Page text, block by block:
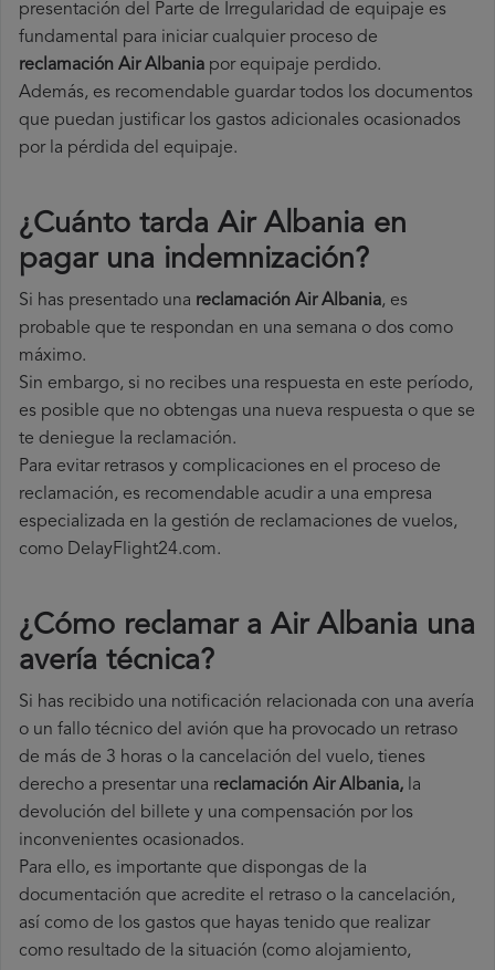
presentación del Parte de Irregularidad de equipaje es
fundamental para iniciar cualquier proceso de
reclamación Air Albania por equipaje perdido.
Además, es recomendable guardar todos los documentos
que puedan justificar los gastos adicionales ocasionados
por la pérdida del equipaje.
¿Cuánto tarda Air Albania en
pagar una indemnización?
Si has presentado una reclamación Air Albania, es
probable que te respondan en una semana o dos como
máximo.
Sin embargo, si no recibes una respuesta en este período,
es posible que no obtengas una nueva respuesta o que se
te deniegue la reclamación.
Para evitar retrasos y complicaciones en el proceso de
reclamación, es recomendable acudir a una empresa
especializada en la gestión de reclamaciones de vuelos,
como DelayFlight24.com.
¿Cómo reclamar a Air Albania una
avería técnica?
Si has recibido una notificación relacionada con una avería
o un fallo técnico del avión que ha provocado un retraso
de más de 3 horas o la cancelación del vuelo, tienes
derecho a presentar una reclamación Air Albania, la
devolución del billete y una compensación por los
inconvenientes ocasionados.
Para ello, es importante que dispongas de la
documentación que acredite el retraso o la cancelación,
así como de los gastos que hayas tenido que realizar
como resultado de la situación (como alojamiento,